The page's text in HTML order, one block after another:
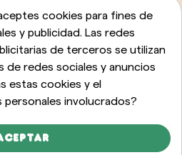
cookies para fines de
y publicidad. Las redes
de terceros se utilizan
redes sociales y anuncios
estas cookies y el
involucrados?